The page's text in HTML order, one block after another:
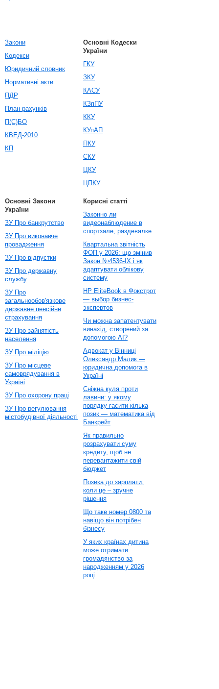
Закони
Кодекси
Юридичний словник
Нормативні акти
ПДР
План рахунків
П(С)БО
КВЕД-2010
КП
Основні Кодески
України
ГКУ
ЗКУ
КАСУ
КЗпПУ
ККУ
КУпАП
ПКУ
СКУ
ЦКУ
ЦПКУ
Основні Закони
України
ЗУ Про банкрутство
ЗУ Про виконавче
провадження
ЗУ Про відпустки
ЗУ Про державну
службу
ЗУ Про
загальнообов'язкове
державне пенсійне
страхування
ЗУ Про зайнятість
населення
ЗУ Про міліцію
ЗУ Про місцеве
самоврядування в
Україні
ЗУ Про охорону праці
ЗУ Про регулювання
містобудівної діяльності
Корисні статті
Законно ли
видеонаблюдение в
спортзале, раздевалке
Квартальна звітність
ФОП у 2026: що змінив
Закон №4536-IX і як
адаптувати облікову
систему
HP EliteBook в Фокстрот
— выбор бизнес-
экспертов
Чи можна запатентувати
винахід, створений за
допомогою AI?
Адвокат у Вінниці
Олександр Малик —
юридична допомога в
Україні
Сніжна куля проти
лавини: у якому
порядку гасити кілька
позик — математика від
Банкрейт
Як правильно
розрахувати суму
кредиту, щоб не
перевантажити свій
бюджет
Позика до зарплати:
коли це – зручне
рішення
Що таке номер 0800 та
навіщо він потрібен
бізнесу
У яких країнах дитина
може отримати
громадянство за
народженням у 2026
році